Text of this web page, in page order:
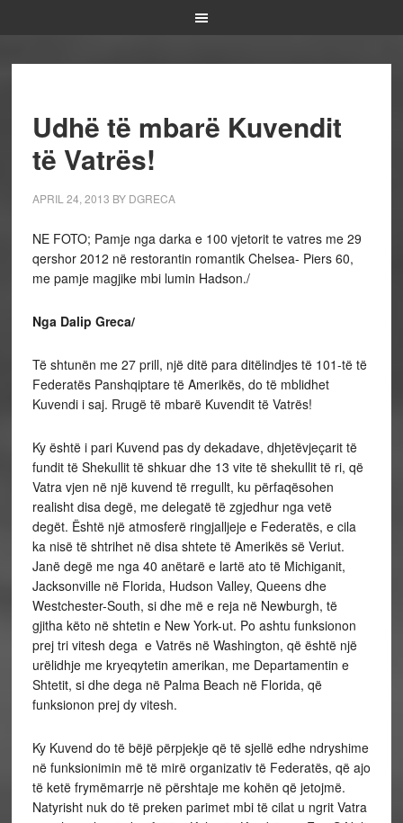
Udhë të mbarë Kuvendit
të Vatrës!
APRIL 24, 2013 BY DGRECA
NE FOTO; Pamje nga darka e 100 vjetorit te vatres me 29
qershor 2012 në restorantin romantik Chelsea- Piers 60,
me pamje magjike mbi lumin Hadson./
Nga Dalip Greca/
Të shtunën me 27 prill, një ditë para ditëlindjes të 101-të të
Federatës Panshqiptare të Amerikës, do të mblidhet
Kuvendi i saj. Rrugë të mbarë Kuvendit të Vatrës!
Ky është i pari Kuvend pas dy dekadave, dhjetëvjeçarit të
fundit të Shekullit të shkuar dhe 13 vite të shekullit të ri, që
Vatra vjen në një kuvend të rregullt, ku përfaqësohen
realisht disa degë, me delegatë të zgjedhur nga vetë
degët. Është një atmosferë ringjalljeje e Federatës, e cila
ka nisë të shtrihet në disa shtete të Amerikës së Veriut.
Janë degë me nga 40 anëtarë e lartë ato të Michiganit,
Jacksonville në Florida, Hudson Valley, Queens dhe
Westchester-South, si dhe më e reja në Newburgh, të
gjitha këto në shtetin e New York-ut. Po ashtu funksionon
prej tri vitesh dega e Vatrës në Washington, që është një
urëlidhje me kryeqytetin amerikan, me Departamentin e
Shtetit, si dhe dega në Palma Beach në Florida, që
funksionon prej dy vitesh.
Ky Kuvend do të bëjë përpjekje që të sjellë edhe ndryshime
në funksionimin më të mirë organizativ të Federatës, që ajo
të ketë frymëmarrje në përshtaje me kohën që jetojmë.
Natyrisht nuk do të preken parimet mbi të cilat u ngrit Vatra